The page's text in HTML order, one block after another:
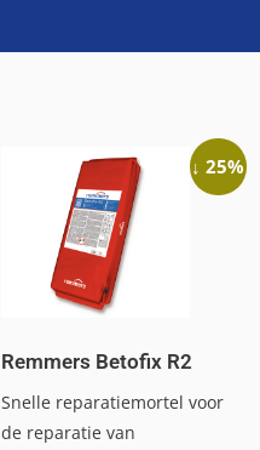
↓ 25%
Remmers Betofix R2
Snelle reparatiemortel voor
de reparatie van